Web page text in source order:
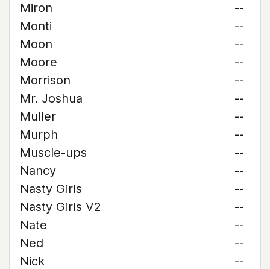
Miron
--
Monti
--
Moon
--
Moore
--
Morrison
--
Mr. Joshua
--
Muller
--
Murph
--
Muscle-ups
--
Nancy
--
Nasty Girls
--
Nasty Girls V2
--
Nate
--
Ned
--
Nick
--